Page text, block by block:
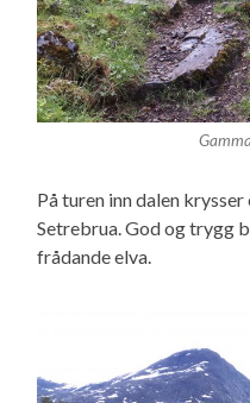
På turen inn dalen
Setrebrua. God og trygg
frådande elva.